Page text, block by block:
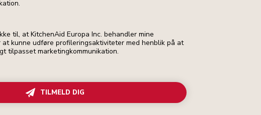
til, at KitchenAid Europa Inc. behandler mine
kunne udføre profileringsaktiviteter med henblik på at
tilpasset marketingkommunikation.
TILMELD DIG